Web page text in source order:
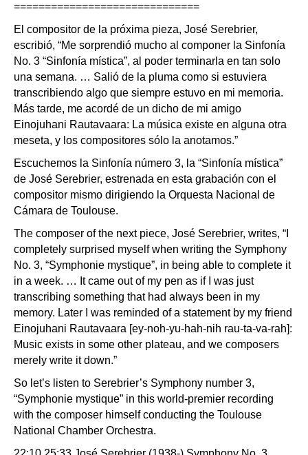
==============================
El compositor de la próxima pieza, José Serebrier,
escribió, “Me sorprendió mucho al componer la Sinfonía
No. 3 “Sinfonía mística”, al poder terminarla en tan solo
una semana. … Salió de la pluma como si estuviera
transcribiendo algo que siempre estuvo en mi memoria.
Más tarde, me acordé de un dicho de mi amigo
Einojuhani Rautavaara: La música existe en alguna otra
meseta, y los compositores sólo la anotamos.”
Escuchemos la Sinfonía número 3, la “Sinfonía mística”
de José Serebrier, estrenada en esta grabación con el
compositor mismo dirigiendo la Orquesta Nacional de
Cámara de Toulouse.
The composer of the next piece, José Serebrier, writes, “I
completely surprised myself when writing the Symphony
No. 3, “Symphonie mystique”, in being able to complete it
in a week. … It came out of my pen as if I was just
transcribing something that had always been in my
memory. Later I was reminded of a statement by my friend
Einojuhani Rautavaara [ey-noh-yu-hah-nih rau-ta-va-rah]:
Music exists in some other plateau, and we composers
merely write it down.”
So let’s listen to Serebrier’s Symphony number 3,
“Symphonie mystique” in this world-premier recording
with the composer himself conducting the Toulouse
National Chamber Orchestra.